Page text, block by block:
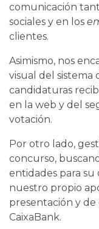
comunicación
sociales y en los
clientes.
Asimismo, nos
visual del sistema
candidaturas
en la web y del
votación.
Por otro lado,
concurso,
entidades para su
nuestro propio
presentación y
CaixaBank.